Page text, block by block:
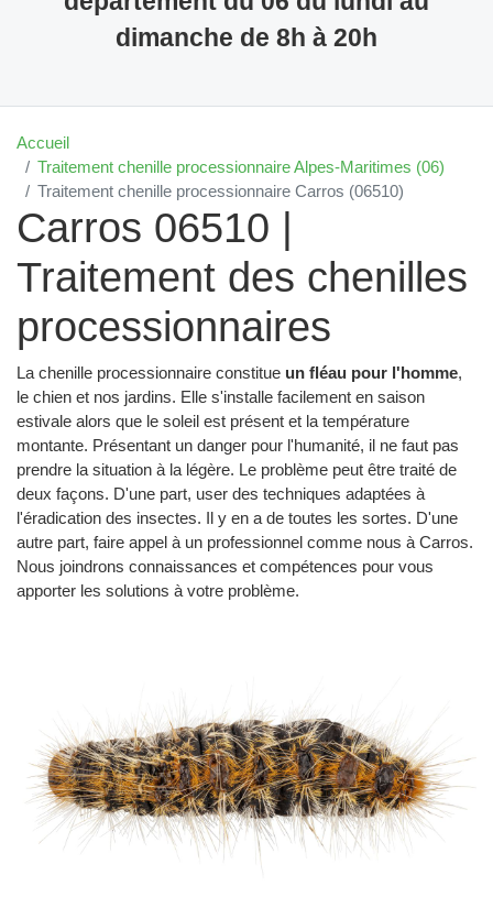
dimanche de 8h à 20h
Accueil
Traitement chenille processionnaire Alpes-Maritimes (06)
Traitement chenille processionnaire Carros (06510)
Carros 06510 |
Traitement des chenilles
processionnaires
La chenille processionnaire constitue un fléau pour l'homme,
le chien et nos jardins. Elle s'installe facilement en saison
estivale alors que le soleil est présent et la température
montante. Présentant un danger pour l'humanité, il ne faut pas
prendre la situation à la légère. Le problème peut être traité de
deux façons. D'une part, user des techniques adaptées à
l'éradication des insectes. Il y en a de toutes les sortes. D'une
autre part, faire appel à un professionnel comme nous à Carros.
Nous joindrons connaissances et compétences pour vous
apporter les solutions à votre problème.